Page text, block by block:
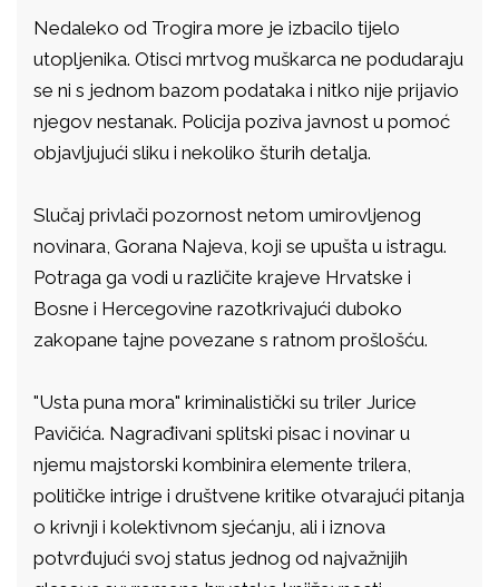
Nedaleko od Trogira more je izbacilo tijelo
utopljenika. Otisci mrtvog muškarca ne podudaraju
se ni s jednom bazom podataka i nitko nije prijavio
njegov nestanak. Policija poziva javnost u pomoć
objavljujući sliku i nekoliko šturih detalja.
Slučaj privlači pozornost netom umirovljenog
novinara, Gorana Najeva, koji se upušta u istragu.
Potraga ga vodi u različite krajeve Hrvatske i
Bosne i Hercegovine razotkrivajući duboko
zakopane tajne povezane s ratnom prošlošću.
"Usta puna mora" kriminalistički su triler Jurice
Pavičića. Nagrađivani splitski pisac i novinar u
njemu majstorski kombinira elemente trilera,
političke intrige i društvene kritike otvarajući pitanja
o krivnji i kolektivnom sjećanju, ali i iznova
potvrđujući svoj status jednog od najvažnijih